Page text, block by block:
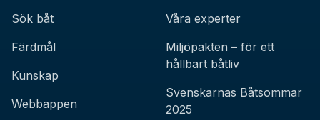
Sök båt
Färdmål
Kunskap
Webbappen
Våra experter
Miljöpakten – för ett
hållbart båtliv
Svenskarnas Båtsommar
2025